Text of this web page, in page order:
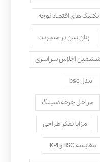
تکنیک های اقتصاد توجه
زبان بدن در مدیریت
ششمین اجلاس سراسری
مدل bsc
مراحل چرخه دمینگ
مزایا تفکر طراحی
مقایسه BSC و KPI